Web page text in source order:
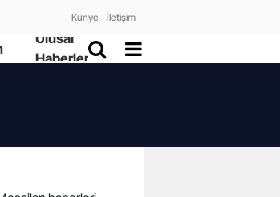
Künye İletişim
Ulusal
Haberler